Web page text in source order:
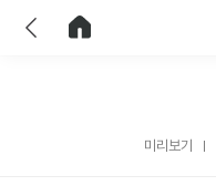
미리보기